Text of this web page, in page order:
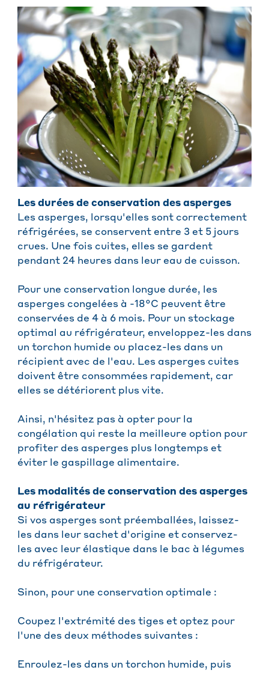
Les durées de conservation des asperges
Les asperges, lorsqu'elles sont correctement
réfrigérées, se conservent entre 3 et 5 jours
crues. Une fois cuites, elles se gardent
pendant 24 heures dans leur eau de cuisson.
Pour une conservation longue durée, les
asperges congelées à -18°C peuvent être
conservées de 4 à 6 mois. Pour un stockage
optimal au réfrigérateur, enveloppez-les dans
un torchon humide ou placez-les dans un
récipient avec de l'eau. Les asperges cuites
doivent être consommées rapidement, car
elles se détériorent plus vite.
Ainsi, n'hésitez pas à opter pour la
congélation qui reste la meilleure option pour
profiter des asperges plus longtemps et
éviter le gaspillage alimentaire.
Les modalités de conservation des asperges
au réfrigérateur
Si vos asperges sont préemballées, laissez-
les dans leur sachet d'origine et conservez-
les avec leur élastique dans le bac à légumes
du réfrigérateur.
Sinon, pour une conservation optimale :
Coupez l'extrémité des tiges et optez pour
l'une des deux méthodes suivantes :
Enroulez-les dans un torchon humide, puis